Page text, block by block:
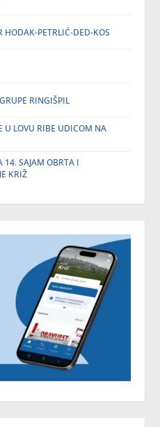
HODAK-PETRLIĆ-DED-KOS
RINGIŠPIL
U LOVU RIBE UDICOM NA
14. SAJAM OBRTA I
KRIŽ